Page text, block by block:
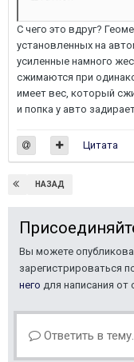
С чего это вдруг?
установленных на
усиленные намного
сжимаются при
имеет вес, который
и попка у авто
Цитата
НАЗАД
Вы можете
зарегистрироваться
него для написания от
Ответить в